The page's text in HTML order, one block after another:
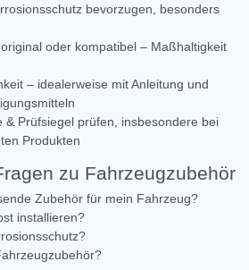
bevorzugen, besonders
oder kompatibel – Maßhaltigkeit
– idealerweise mit Anleitung und
& Prüfsiegel prüfen, insbesondere bei
Produkten
zu Fahrzeugzubehör
Zubehör für mein Fahrzeug?
installieren?